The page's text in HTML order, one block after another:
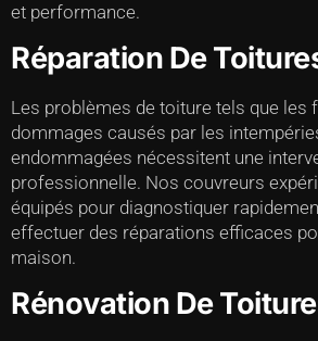
et performance.
Réparation De
Les problèmes de toiture tels que les
dommages causés par les
endommagées nécessitent une
professionnelle. Nos couvreurs
équipés pour diagnostiquer
effectuer des réparations efficaces
maison.
Rénovation De